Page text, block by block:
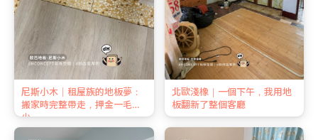
尼斯小木｜租屋族的地板夢：
搬家時完整帶走，押金一毛不
少
北歐淺橡｜一個下午，我用地
板翻新了整個客廳